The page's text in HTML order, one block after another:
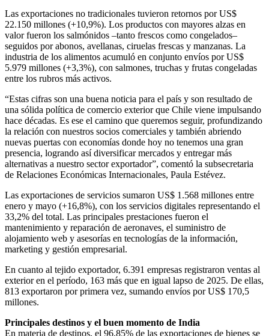
Las exportaciones no tradicionales tuvieron retornos por US$
22.150 millones (+10,9%). Los productos con mayores alzas en
valor fueron los salmónidos –tanto frescos como congelados–
seguidos por abonos, avellanas, ciruelas frescas y manzanas. La
industria de los alimentos acumuló en conjunto envíos por US$
5.979 millones (+3,3%), con salmones, truchas y frutas congeladas
entre los rubros más activos.
“Estas cifras son una buena noticia para el país y son resultado de
una sólida política de comercio exterior que Chile viene impulsando
hace décadas. Es ese el camino que queremos seguir, profundizando
la relación con nuestros socios comerciales y también abriendo
nuevas puertas con economías donde hoy no tenemos una gran
presencia, logrando así diversificar mercados y entregar más
alternativas a nuestro sector exportador”, comentó la subsecretaria
de Relaciones Económicas Internacionales, Paula Estévez.
Las exportaciones de servicios sumaron US$ 1.568 millones entre
enero y mayo (+16,8%), con los servicios digitales representando el
33,2% del total. Las principales prestaciones fueron el
mantenimiento y reparación de aeronaves, el suministro de
alojamiento web y asesorías en tecnologías de la información,
marketing y gestión empresarial.
En cuanto al tejido exportador, 6.391 empresas registraron ventas al
exterior en el período, 163 más que en igual lapso de 2025. De ellas,
813 exportaron por primera vez, sumando envíos por US$ 170,5
millones.
Principales destinos y el buen momento de India
En materia de destinos, el 96,85% de las exportaciones de bienes se